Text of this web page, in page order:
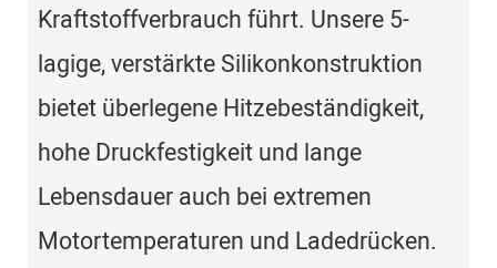
Kraftstoffverbrauch führt. Unsere 5-
lagige, verstärkte Silikonkonstruktion
bietet überlegene Hitzebeständigkeit,
hohe Druckfestigkeit und lange
Lebensdauer auch bei extremen
Motortemperaturen und Ladedrücken.